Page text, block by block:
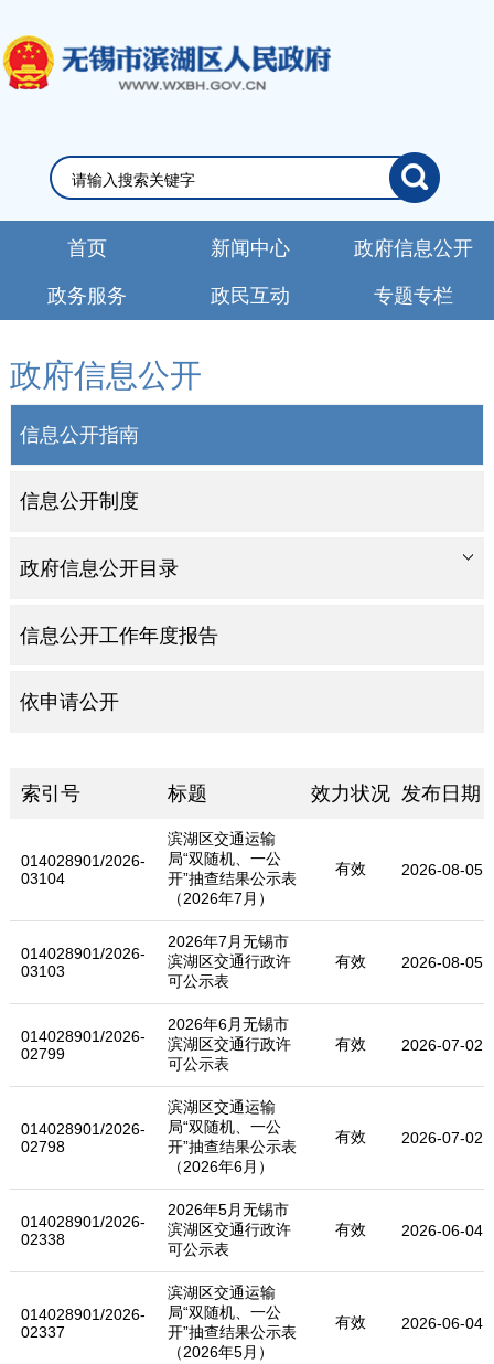
首页 新闻中心 政府信息公开
政务服务 政民互动 专题专栏
政府信息公开
信息公开指南
信息公开制度
政府信息公开目录
信息公开工作年度报告
依申请公开
索引号 标题 效力状况 发布日期
014028901/2026-
03104
滨湖区交通运输
局“双随机、一公
开”抽查结果公示表
（2026年7月）
有效 2026-08-05
014028901/2026-
03103
2026年7月无锡市
滨湖区交通行政许
可公示表
有效 2026-08-05
014028901/2026-
02799
2026年6月无锡市
滨湖区交通行政许
可公示表
有效 2026-07-02
014028901/2026-
02798
滨湖区交通运输
局“双随机、一公
开”抽查结果公示表
（2026年6月）
有效 2026-07-02
014028901/2026-
02338
2026年5月无锡市
滨湖区交通行政许
可公示表
有效 2026-06-04
014028901/2026-
02337
滨湖区交通运输
局“双随机、一公
开”抽查结果公示表
（2026年5月）
有效 2026-06-04